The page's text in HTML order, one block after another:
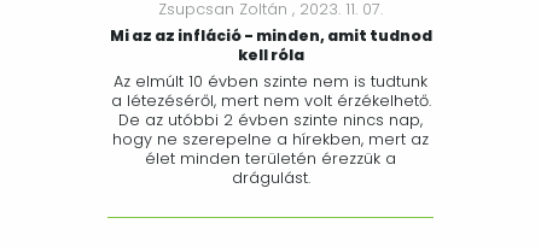
Zsupcsan Zoltán , 2023. 11. 07.
Mi az az infláció - minden, amit tudnod
kell róla
Az elmúlt 10 évben szinte nem is tudtunk
a létezéséről, mert nem volt érzékelhető.
De az utóbbi 2 évben szinte nincs nap,
hogy ne szerepelne a hírekben, mert az
élet minden területén érezzük a
drágulást.